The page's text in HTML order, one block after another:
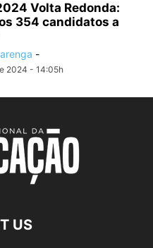
Volta Redonda:
354 candidatos a
-
2024 - 14:05h
US